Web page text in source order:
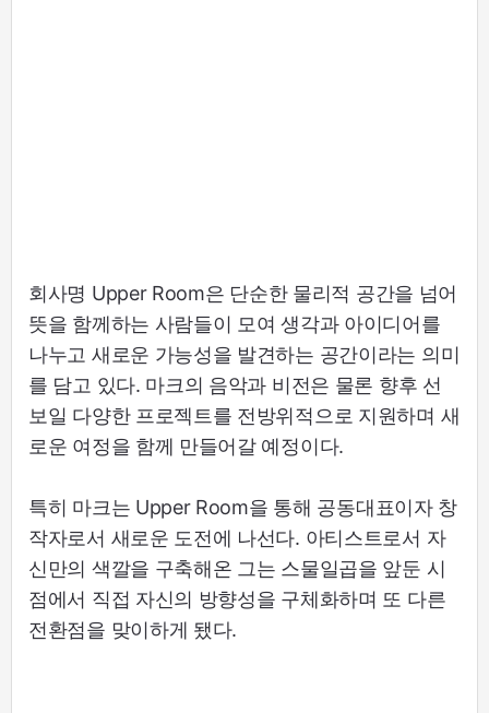
회사명 Upper Room은 단순한 물리적 공간을 넘어
뜻을 함께하는 사람들이 모여 생각과 아이디어를
나누고 새로운 가능성을 발견하는 공간이라는 의미
를 담고 있다. 마크의 음악과 비전은 물론 향후 선
보일 다양한 프로젝트를 전방위적으로 지원하며 새
로운 여정을 함께 만들어갈 예정이다.
특히 마크는 Upper Room을 통해 공동대표이자 창
작자로서 새로운 도전에 나선다. 아티스트로서 자
신만의 색깔을 구축해온 그는 스물일곱을 앞둔 시
점에서 직접 자신의 방향성을 구체화하며 또 다른
전환점을 맞이하게 됐다.